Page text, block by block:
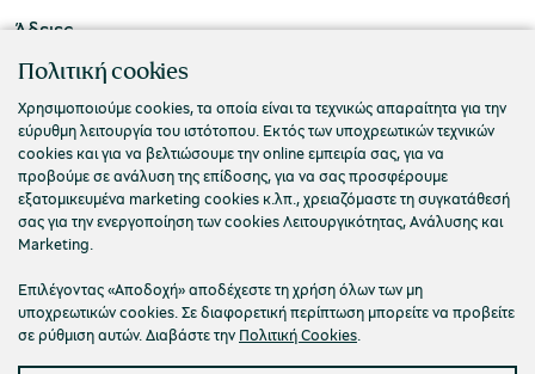
Άδειες
ΠΟΛΙΤΙΣΤΙΚΟ ΙΔΡΥΜΑ ΟΜΙΛΟΥ ΠΕΙΡΑΙΩΣ
Τ. 210 3256922
Ε. info@piop.gr
ΣΥΝΔΕΘΕΙΤΕ ΜΑΖΙ ΜΑΣ
Πολιτική cookies
Χρησιμοποιούμε cookies, τα οποία είναι τα τεχνικώς απαραίτητα για την
εύρυθμη λειτουργία του ιστότοπου. Εκτός των υποχρεωτικών τεχνικών
cookies και για να βελτιώσουμε την online εμπειρία σας, για να
προβούμε σε ανάλυση της επίδοσης, για να σας προσφέρουμε
εξατομικευμένα marketing cookies κ.λπ., χρειαζόμαστε τη συγκατάθεσή
σας για την ενεργοποίηση των cookies Λειτουργικότητας, Ανάλυσης και
Marketing.
Επιλέγοντας «Αποδοχή» αποδέχεστε τη χρήση όλων των μη
υποχρεωτικών cookies. Σε διαφορετική περίπτωση μπορείτε να προβείτε
σε ρύθμιση αυτών. Διαβάστε την Πολιτική Cookies.